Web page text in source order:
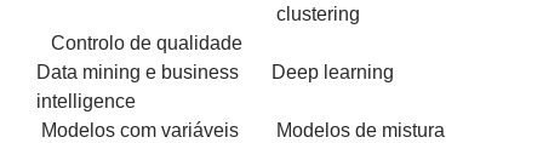
clustering
Controlo de qualidade
Data mining e business
intelligence
Deep learning
Modelos com variáveis
Modelos de mistura